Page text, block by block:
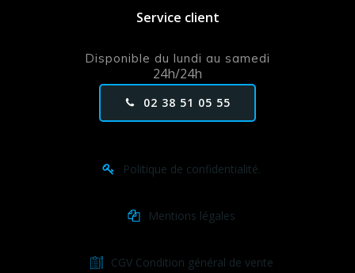
Service client
Disponible du lundi au samedi
24h/24h
02 38 51 05 55
Politique de confidentialité.
Mentions légales
CGV Condition général de vente